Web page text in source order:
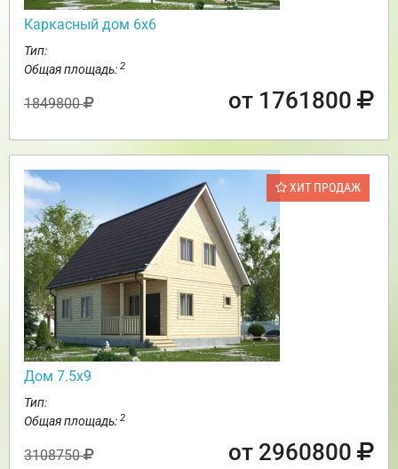
Каркасный дом 6х6
Тип:
Общая площадь: 2
1849800 от 1761800
ХИТ ПРОДАЖ
Дом 7.5х9
Тип:
Общая площадь: 2
3108750 от 2960800